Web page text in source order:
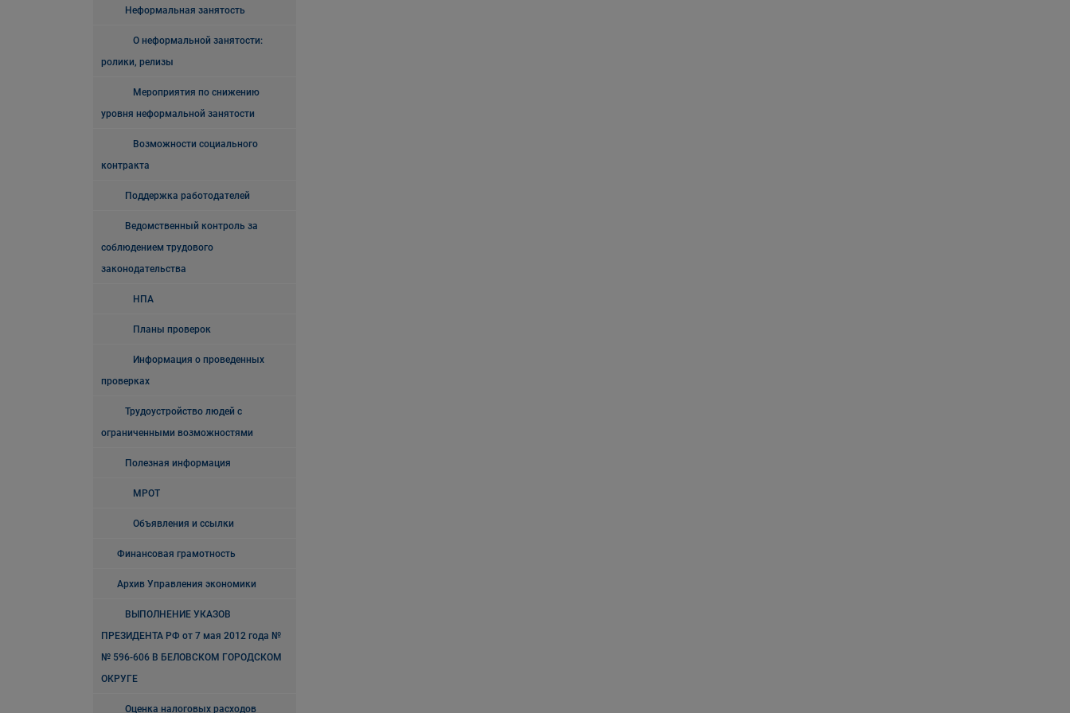
Неформальная занятость
О неформальной занятости:
ролики, релизы
Мероприятия по снижению
уровня неформальной занятости
Возможности социального
контракта
Поддержка работодателей
Ведомственный контроль за
соблюдением трудового
законодательства
НПА
Планы проверок
Информация о проведенных
проверках
Трудоустройство людей с
ограниченными возможностями
Полезная информация
МРОТ
Объявления и ссылки
Финансовая грамотность
Архив Управления экономики
ВЫПОЛНЕНИЕ УКАЗОВ
ПРЕЗИДЕНТА РФ от 7 мая 2012 года №
№ 596-606 В БЕЛОВСКОМ ГОРОДСКОМ
ОКРУГЕ
Оценка налоговых расходов